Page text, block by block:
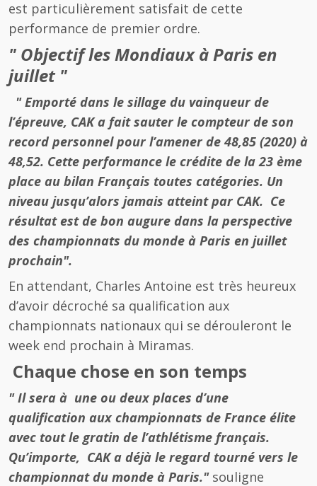
est particulièrement satisfait de cette
performance de premier ordre.
" Objectif les Mondiaux à Paris en
juillet "
" Emporté dans le sillage du vainqueur de
l’épreuve, CAK a fait sauter le compteur de son
record personnel pour l’amener de 48,85 (2020) à
48,52. Cette performance le crédite de la 23 ème
place au bilan Français toutes catégories. Un
niveau jusqu’alors jamais atteint par CAK. Ce
résultat est de bon augure dans la perspective
des championnats du monde à Paris en juillet
prochain".
En attendant, Charles Antoine est très heureux
d’avoir décroché sa qualification aux
championnats nationaux qui se dérouleront le
week end prochain à Miramas.
Chaque chose en son temps
" Il sera à une ou deux places d’une
qualification aux championnats de France élite
avec tout le gratin de l’athlétisme français.
Qu’importe, CAK a déjà le regard tourné vers le
championnat du monde à Paris."souligne